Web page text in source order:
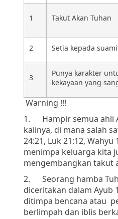
1 Takut Akan Tuhan
2 Setia kepada
3
Punya karakter
kekayaan yang
Warning !!!
1.
Hampir semua ahli
kalinya, di mana salah
24:21, Luk 21:12,
menimpa keluarga kita
mengembangkan takut
2.
Seorang hamba
diceritakan dalam Ayub
ditimpa bencana atau
berlimpah dan iblis